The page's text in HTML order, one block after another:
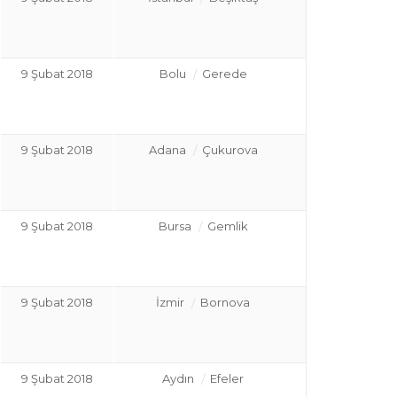
9 Şubat 2018 Bolu Gerede
9 Şubat 2018 Adana Çukurova
9 Şubat 2018 Bursa Gemlik
9 Şubat 2018 İzmir Bornova
9 Şubat 2018 Aydın Efeler